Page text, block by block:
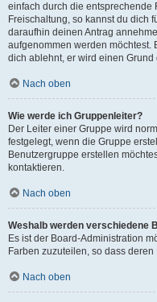
einfach durch die entsprechende
Freischaltung, so kannst du dich
daraufhin deinen Antrag
aufgenommen werden möchtest.
dich ablehnt, er wird einen Grund
Nach oben
Wie werde ich Gruppenleiter?
Der Leiter einer Gruppe wird
festgelegt, wenn die Gruppe
Benutzergruppe erstellen
kontaktieren.
Nach oben
Weshalb werden verschiedene
Es ist der Board-Administration
Farben zuzuteilen, so dass
Nach oben